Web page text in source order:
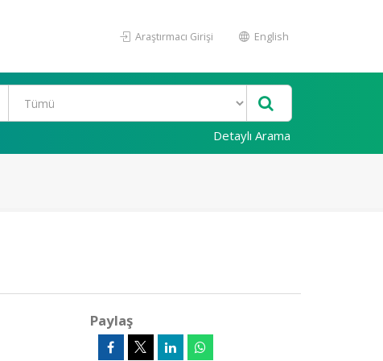
Araştırmacı Girişi English
Detaylı Arama
Paylaş